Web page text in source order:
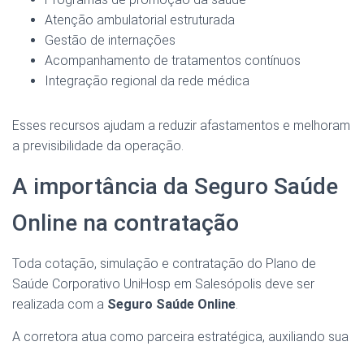
Atenção ambulatorial estruturada
Gestão de internações
Acompanhamento de tratamentos contínuos
Integração regional da rede médica
Esses recursos ajudam a reduzir afastamentos e melhoram
a previsibilidade da operação.
A importância da Seguro Saúde
Online na contratação
Toda cotação, simulação e contratação do Plano de
Saúde Corporativo UniHosp em Salesópolis deve ser
realizada com a Seguro Saúde Online.
A corretora atua como parceira estratégica, auxiliando sua